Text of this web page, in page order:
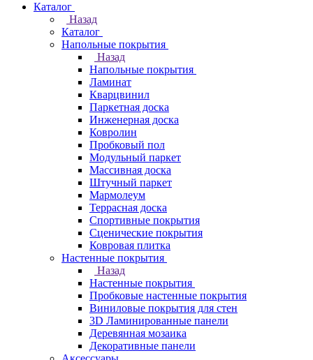
Каталог
Назад
Каталог
Напольные покрытия
Назад
Напольные покрытия
Ламинат
Кварцвинил
Паркетная доска
Инженерная доска
Ковролин
Пробковый пол
Модульный паркет
Массивная доска
Штучный паркет
Мармолеум
Террасная доска
Спортивные покрытия
Сценические покрытия
Ковровая плитка
Настенные покрытия
Назад
Настенные покрытия
Пробковые настенные покрытия
Виниловые покрытия для стен
3D Ламинированные панели
Деревянная мозаика
Декоративные панели